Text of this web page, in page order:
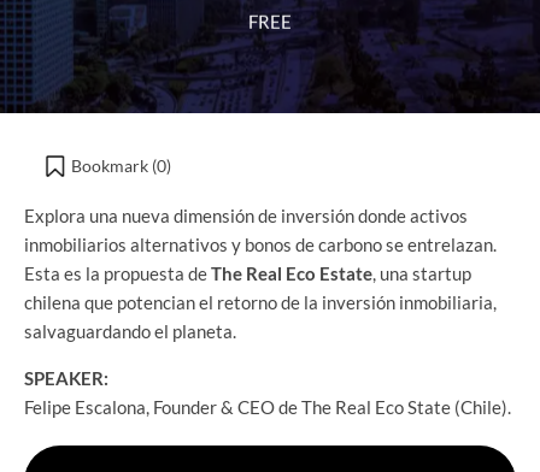
FREE
Bookmark (0)
Explora una nueva dimensión de inversión donde activos
inmobiliarios alternativos y bonos de carbono se entrelazan.
Esta es la propuesta deThe Real Eco Estate, una startup
chilena que potencian el retorno de la inversión inmobiliaria,
salvaguardando el planeta.
SPEAKER:
Felipe Escalona, Founder & CEO de The Real Eco State (Chile).